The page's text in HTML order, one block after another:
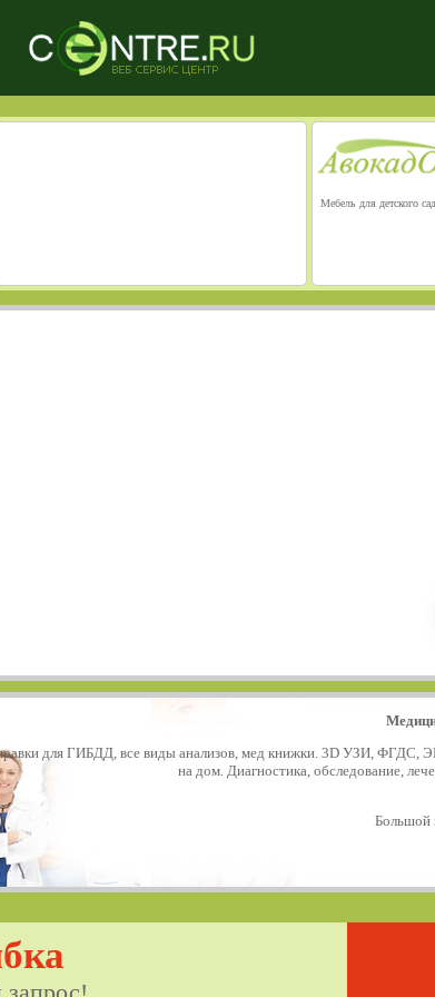
Мебель для детского
для ГИБДД, все виды анализов, мед книжки. 3D УЗИ, ФГДС,
на дом. Диагностика, обследование,
Большой